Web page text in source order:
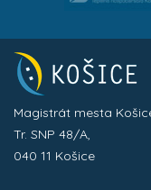
Magistrát mesta
Tr. SNP 48/A,
040 11 Košice